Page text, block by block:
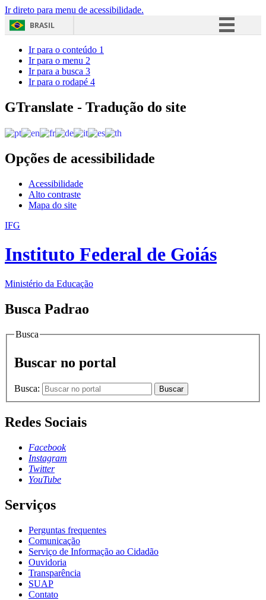
Ir direto para menu de acessibilidade.
BRASIL
Acesso à informação
Ir para o conteúdo 1
Ir para o menu 2
Ir para a busca 3
Ir para o rodapé 4
GTranslate - Tradução do site
Opções de acessibilidade
Acessibilidade
Alto contraste
Mapa do site
IFG
Instituto Federal de Goiás
Ministério da Educação
Busca Padrao
Busca
Buscar no portal
Busca: Buscar
Redes Sociais
Facebook
Instagram
Twitter
YouTube
Serviços
Perguntas frequentes
Comunicação
Serviço de Informação ao Cidadão
Ouvidoria
Transparência
SUAP
Contato